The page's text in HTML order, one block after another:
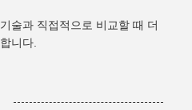
술과 직접적으로 비교할 때 더
니다.